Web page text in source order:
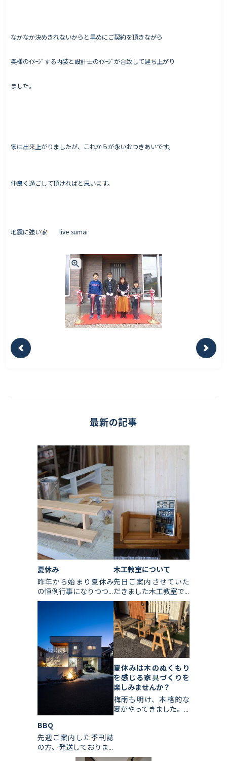
スタッフ紹介
なかなか決めきれないからと早めにご契約を頂きながら
奥様のｲﾒｰｼﾞする内装と設計士のｲﾒｰｼﾞが合致して建ち上がり
ました。
家は出来上がりましたが、これからが永いおつきあいです。
仲良く過ごして頂ければと思います。
地震に強い家 live sumai
最新の記事
夏休み
昨年から始まり夏休み
の恒例行事になりつつ...
木工教室について
先日ご案内させていた
だきました木工教室で...
BBQ
先週ご案内した季刊誌
の方、発送しておりま...
夏休みは木のぬくもり
を感じる家具づくりを
楽しみませんか？
梅雨も明け、本格的な
夏がやってきました。...